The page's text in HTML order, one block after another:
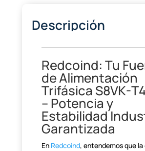
Descripción
Redcoind: Tu
deAlimentación
Trifásica S8VK-
– Potencia y
Estabilidad
Garantizada
En Redcoind, entendemos que